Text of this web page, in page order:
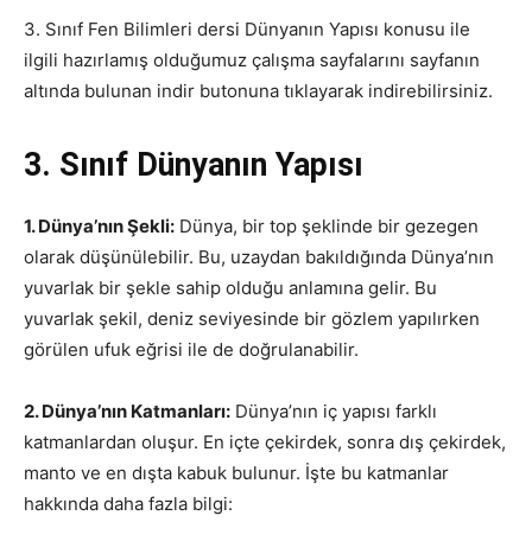
3. Sınıf Fen Bilimleri dersi Dünyanın Yapısı konusu ile
ilgili hazırlamış olduğumuz çalışma sayfalarını sayfanın
altında bulunan indir butonuna tıklayarak indirebilirsiniz.
3. Sınıf Dünyanın Yapısı
1. Dünya’nın Şekli: Dünya, bir top şeklinde bir gezegen
olarak düşünülebilir. Bu, uzaydan bakıldığında Dünya’nın
yuvarlak bir şekle sahip olduğu anlamına gelir. Bu
yuvarlak şekil, deniz seviyesinde bir gözlem yapılırken
görülen ufuk eğrisi ile de doğrulanabilir.
2. Dünya’nın Katmanları: Dünya’nın iç yapısı farklı
katmanlardan oluşur. En içte çekirdek, sonra dış çekirdek,
manto ve en dışta kabuk bulunur. İşte bu katmanlar
hakkında daha fazla bilgi: